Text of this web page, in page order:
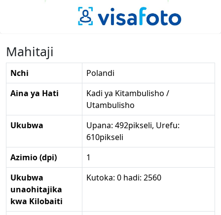
Mahitaji
Nchi
Polandi
Aina ya Hati
Kadi ya Kitambulisho /
Utambulisho
Ukubwa
Upana: 492pikseli, Urefu:
610pikseli
Azimio (dpi)
1
Ukubwa
unaohitajika
kwa Kilobaiti
Kutoka: 0 hadi: 2560